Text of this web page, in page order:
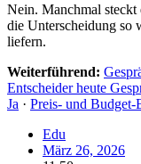
Nein. Manchmal steckt
die Unterscheidung so
liefern.
Weiterführend:
Entscheider heute
Ja · Preis- und Budget-
Edu
März 26, 2026